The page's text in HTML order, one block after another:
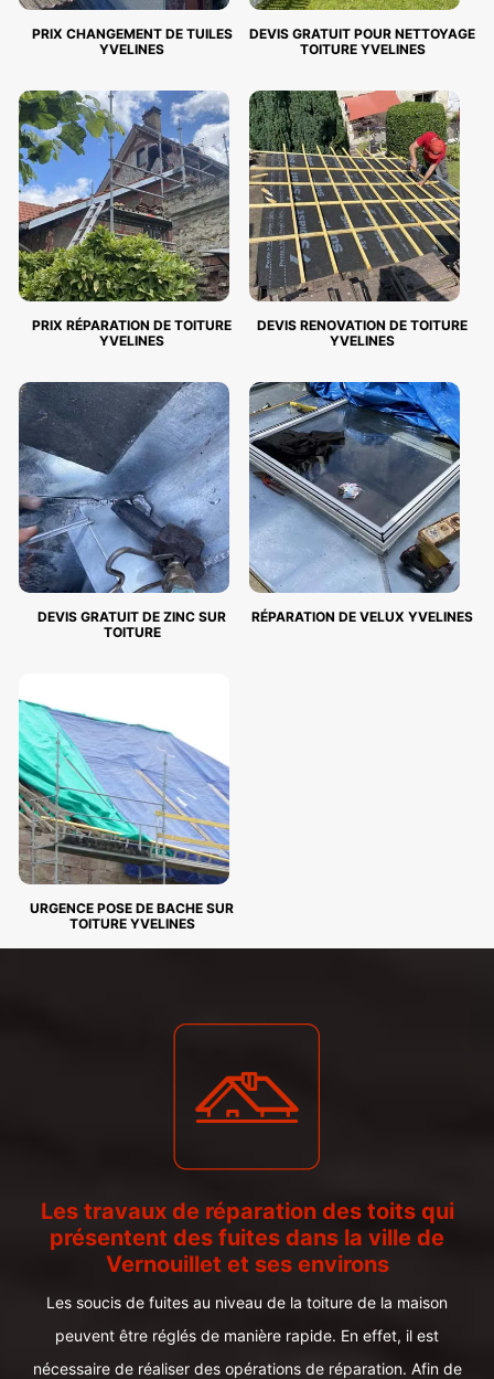
PRIX CHANGEMENT DE TUILES
YVELINES
DEVIS GRATUIT POUR NETTOYAGE
TOITURE YVELINES
PRIX RÉPARATION DE TOITURE
YVELINES
DEVIS RENOVATION DE TOITURE
YVELINES
DEVIS GRATUIT DE ZINC SUR
TOITURE
RÉPARATION DE VELUX YVELINES
URGENCE POSE DE BACHE SUR
TOITURE YVELINES
Les travaux de réparation des toits qui
présentent des fuites dans la ville de
Vernouillet et ses environs
Les soucis de fuites au niveau de la toiture de la maison
peuvent être réglés de manière rapide. En effet, il est
nécessaire de réaliser des opérations de réparation. Afin de